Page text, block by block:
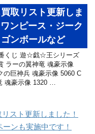
取リスト更新しま
ンピース・ジーク
ンボールなど
くじ 遊☆戯☆王シリーズ
ラーの翼神竜 魂豪示像
の巨神兵 魂豪示像 5060 C
魂豪示像 1320 …
スト更新しました！
ンも実施中です！